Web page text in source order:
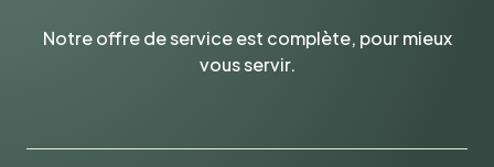
Notre offre de service est complète, pour mieux
vous servir.